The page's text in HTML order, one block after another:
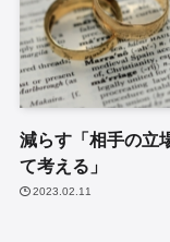
減らす「相手の立
て考える」
2023.02.11